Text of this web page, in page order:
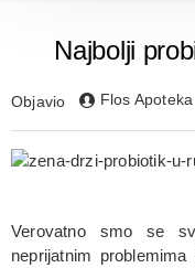
Najbolji
Objavio Flos Apoteka
Verovatno smo se
neprijatnim